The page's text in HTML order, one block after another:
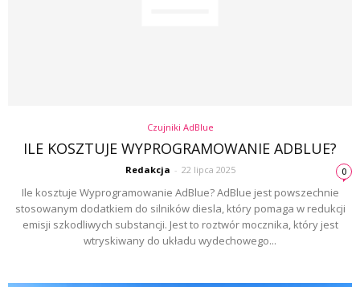
Czujniki AdBlue
ILE KOSZTUJE WYPROGRAMOWANIE ADBLUE?
Redakcja - 22 lipca 2025 0
Ile kosztuje Wyprogramowanie AdBlue? AdBlue jest powszechnie
stosowanym dodatkiem do silników diesla, który pomaga w redukcji
emisji szkodliwych substancji. Jest to roztwór mocznika, który jest
wtryskiwany do układu wydechowego...